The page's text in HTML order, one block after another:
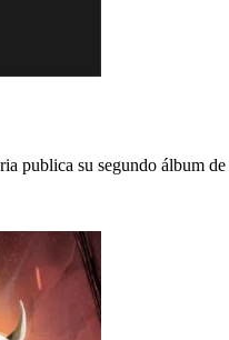
publica su segundo álbum